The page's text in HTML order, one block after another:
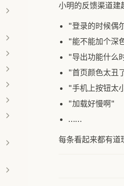
小明的反馈渠道建
"登录的时候偶
"能不能加个深
"导出功能什么
"首页颜色太丑
"手机上按钮太
"加载好慢啊"
……
每条看起来都有道